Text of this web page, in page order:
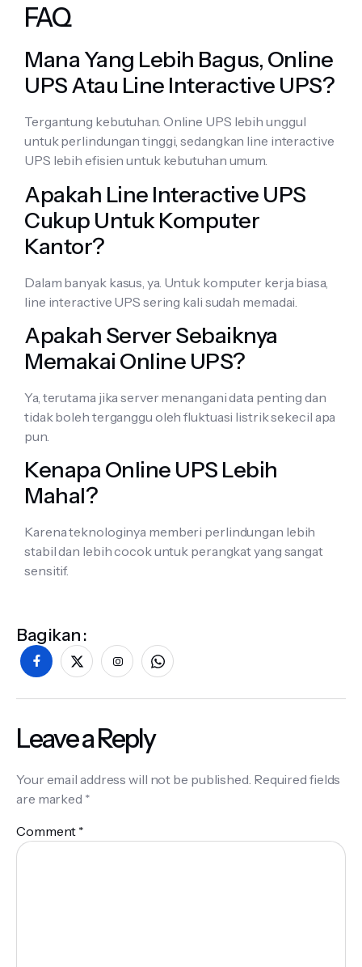
FAQ
Mana Yang Lebih Bagus, Online
UPS Atau Line Interactive UPS?
Tergantung kebutuhan. Online UPS lebih unggul
untuk perlindungan tinggi, sedangkan line interactive
UPS lebih efisien untuk kebutuhan umum.
Apakah Line Interactive UPS
Cukup Untuk Komputer
Kantor?
Dalam banyak kasus, ya. Untuk komputer kerja biasa,
line interactive UPS sering kali sudah memadai.
Apakah Server Sebaiknya
Memakai Online UPS?
Ya, terutama jika server menangani data penting dan
tidak boleh terganggu oleh fluktuasi listrik sekecil apa
pun.
Kenapa Online UPS Lebih
Mahal?
Karena teknologinya memberi perlindungan lebih
stabil dan lebih cocok untuk perangkat yang sangat
sensitif.
Bagikan :
Leave a Reply
Your email address will not be published. Required fields
are marked *
Comment *